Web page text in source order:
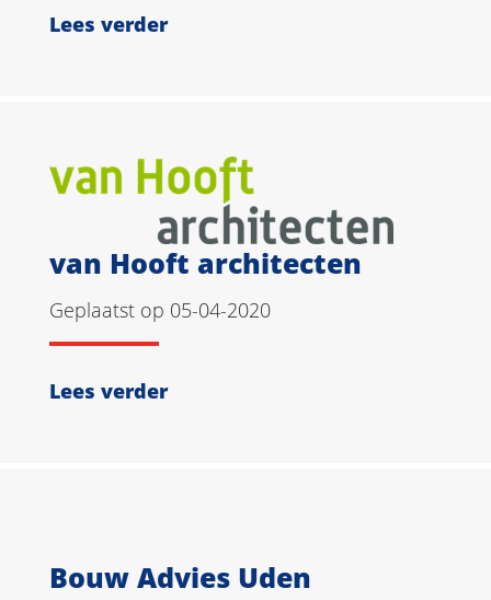
Lees verder
van Hooft architecten
Geplaatst op 05-04-2020
Lees verder
Bouw Advies Uden